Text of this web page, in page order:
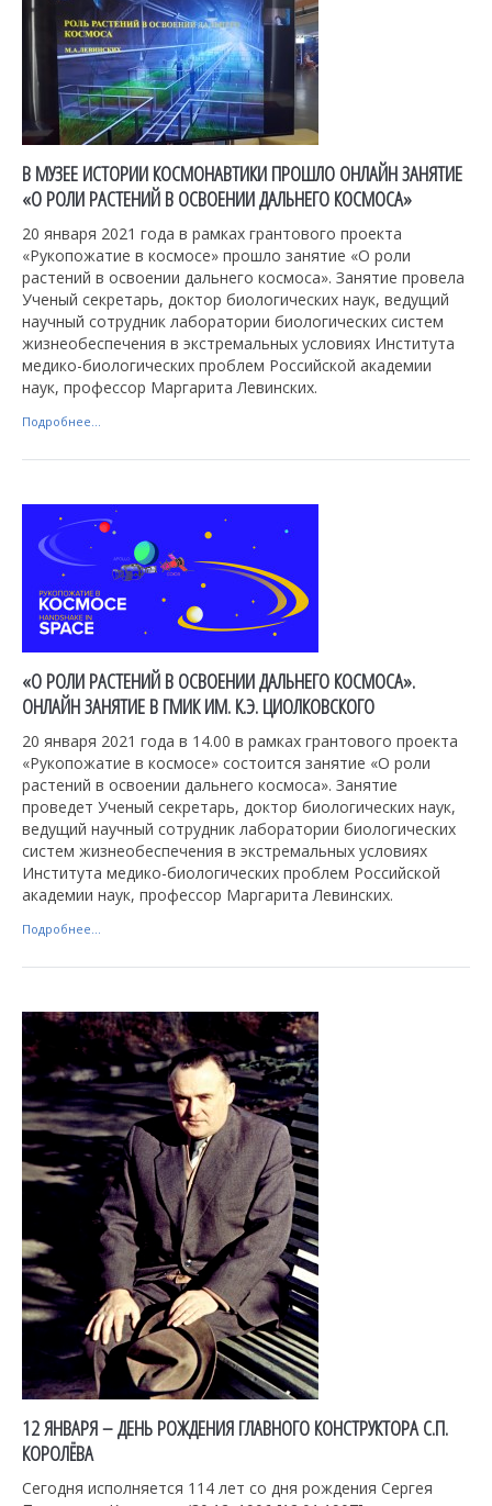
В МУЗЕЕ ИСТОРИИ КОСМОНАВТИКИ ПРОШЛО ОНЛАЙН ЗАНЯТИЕ
«О РОЛИ РАСТЕНИЙ В ОСВОЕНИИ ДАЛЬНЕГО КОСМОСА»
20 января 2021 года в рамках грантового проекта
«Рукопожатие в космосе» прошло занятие «О роли
растений в освоении дальнего космоса». Занятие провела
Ученый секретарь, доктор биологических наук, ведущий
научный сотрудник лаборатории биологических систем
жизнеобеспечения в экстремальных условиях Института
медико-биологических проблем Российской академии
наук, профессор Маргарита Левинских.
Подробнее...
«О РОЛИ РАСТЕНИЙ В ОСВОЕНИИ ДАЛЬНЕГО КОСМОСА».
ОНЛАЙН ЗАНЯТИЕ В ГМИК ИМ. К.Э. ЦИОЛКОВСКОГО
20 января 2021 года в 14.00 в рамках грантового проекта
«Рукопожатие в космосе» состоится занятие «О роли
растений в освоении дальнего космоса». Занятие
проведет Ученый секретарь, доктор биологических наук,
ведущий научный сотрудник лаборатории биологических
систем жизнеобеспечения в экстремальных условиях
Института медико-биологических проблем Российской
академии наук, профессор Маргарита Левинских.
Подробнее...
12 ЯНВАРЯ – ДЕНЬ РОЖДЕНИЯ ГЛАВНОГО КОНСТРУКТОРА С.П.
КОРОЛЁВА
Сегодня исполняется 114 лет со дня рождения Сергея